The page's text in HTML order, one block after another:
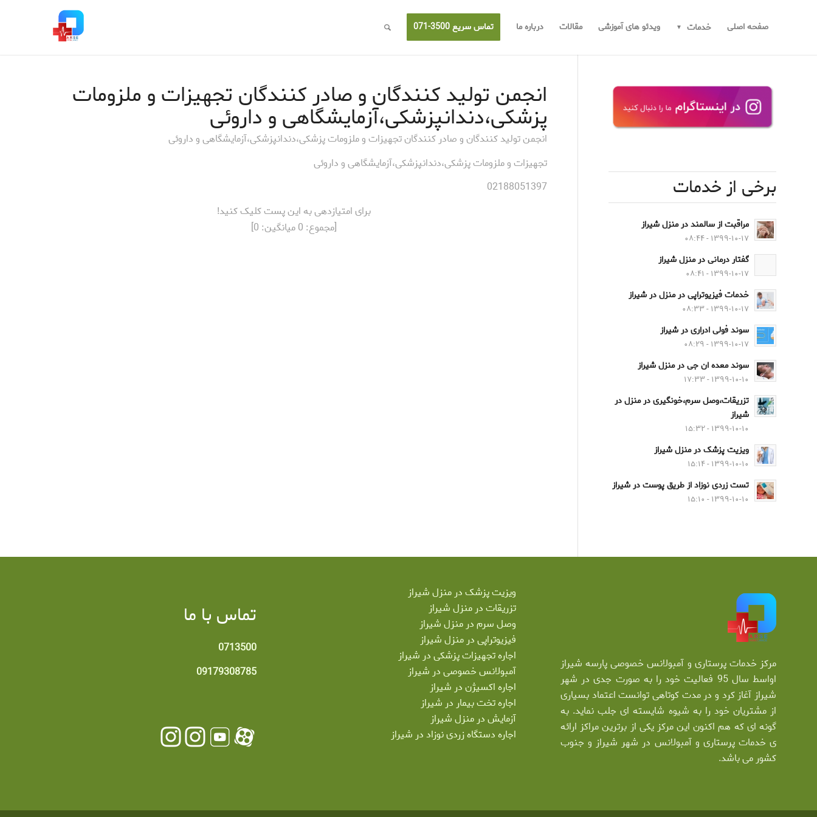
صفحه اصلی خدمات ویدئو های آموزشی مقالات درباره ما تماس سریع 3500-071
انجمن تولید کنندگان و صادر کنندگان تجهیزات و ملزومات
پزشکی،دندانپزشکی،آزمایشگاهی و داروئی
انجمن تولید کنندگان و صادر کنندگان تجهیزات و ملزومات پزشکی،دندانپزشکی،آزمایشگاهی و داروئی
تجهیزات و ملزومات پزشکی،دندانپزشکی،آزمایشگاهی و داروئی
02188051397
برای امتیازدهی به این پست کلیک کنید!
[مجموع: 0میانگین: 0
]
برخی از خدمات
مراقبت از سالمند در منزل شیراز
۱۳۹۹-۱۰-۱۷ - ۰۸:۴۴
گفتار درمانی در منزل شیراز
۱۳۹۹-۱۰-۱۷ - ۰۸:۴۱
خدمات فیزیوتراپی در منزل در شیراز
۱۳۹۹-۱۰-۱۷ - ۰۸:۳۳
سوند فولی ادراری در شیراز
۱۳۹۹-۱۰-۱۷ - ۰۸:۲۹
سوند معده ان جی در منزل شیراز
۱۳۹۹-۱۰-۱۰ - ۱۷:۳۳
تزریقات،وصل سرم،خونگیری در منزل در
شیراز
۱۳۹۹-۱۰-۱۰ - ۱۵:۳۲
ویزیت پزشک در منزل شیراز
۱۳۹۹-۱۰-۱۰ - ۱۵:۱۴
تست زردی نوزاد از طریق پوست در شیراز
۱۳۹۹-۱۰-۱۰ - ۱۵:۱۰
مرکز خدمات پرستاری و آمبولانس خصوصی پارسه شیراز
اواسط سال 95 فعالیت خود را به صورت جدی در شهر
شیراز آغاز کرد و در مدت کوتاهی توانست اعتماد بسیاری
از مشتریان خود را به شیوه شایسته ای جلب نماید. به
گونه ای که هم اکنون این مرکز یکی از برترین مراکز ارائه
ی خدمات پرستاری و آمبولانس در شهر شیراز و جنوب
کشور می باشد.
ویزیت پزشک در منزل شیراز
تزریقات در منزل شیراز
وصل سرم در منزل شیراز
فیزیوتراپی در منزل شیراز
اجاره تجهیزات پزشکی در شیراز
آمبولانس خصوصی در شیراز
اجاره اکسیژن در شیراز
اجاره تخت بیمار در شیراز
آزمایش در منزل شیراز
اجاره دستگاه زردی نوزاد در شیراز
تماس با ما
0713500
09179308785